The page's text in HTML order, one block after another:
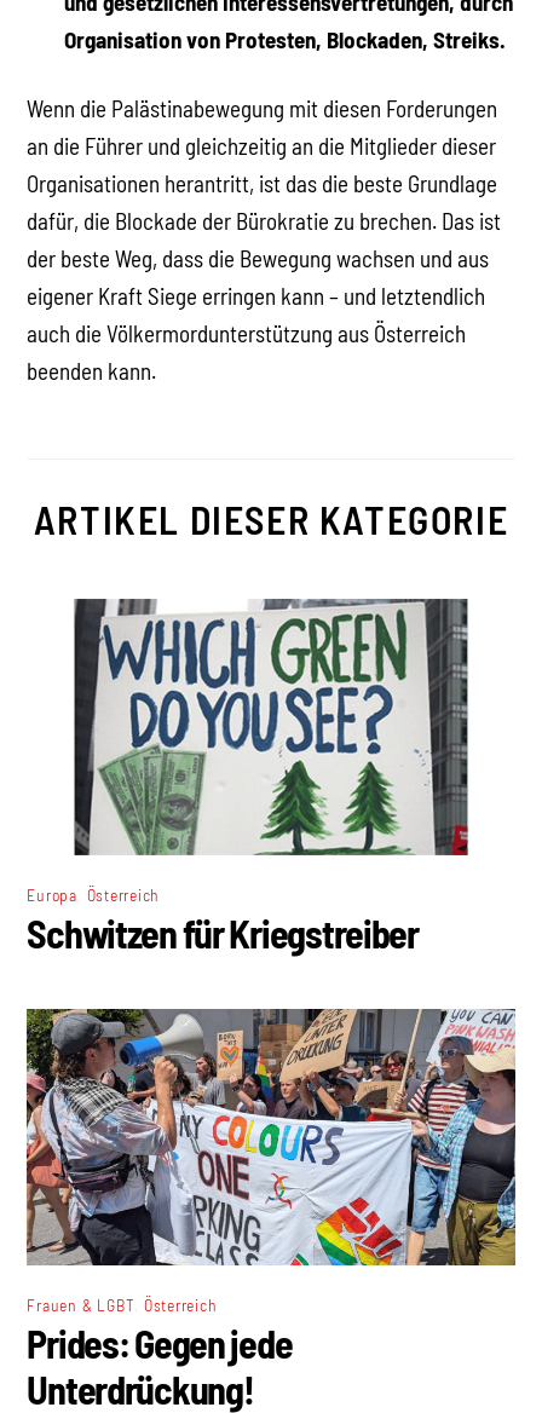
Organisation von Protesten, Blockaden, Streiks.
Wenn die Palästinabewegung mit diesen Forderungen
an die Führer und gleichzeitig an die Mitglieder dieser
Organisationen herantritt, ist das die beste Grundlage
dafür, die Blockade der Bürokratie zu brechen. Das ist
der beste Weg, dass die Bewegung wachsen und aus
eigener Kraft Siege erringen kann – und letztendlich
auch die Völkermordunterstützung aus Österreich
beenden kann.
ARTIKEL DIESER KATEGORIE
Europa Österreich
Schwitzen für Kriegstreiber
Frauen & LGBT Österreich
Prides: Gegen jede
Unterdrückung!